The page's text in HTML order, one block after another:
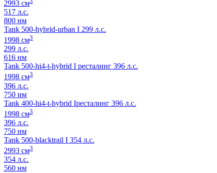
2993 см
517 л.с.
800 нм
Tank 500-hybrid-urban I 299 л.с.
1998 см3
299 л.с.
616 нм
Tank 500-hi4-t-hybrid I ресталинг 396 л.с.
1998 см3
396 л.с.
750 нм
Tank 400-hi4-t-hybrid Iресталинг 396 л.с.
1998 см3
396 л.с.
750 нм
Tank 500-blacktrail I 354 л.с.
2993 см3
354 л.с.
560 нм